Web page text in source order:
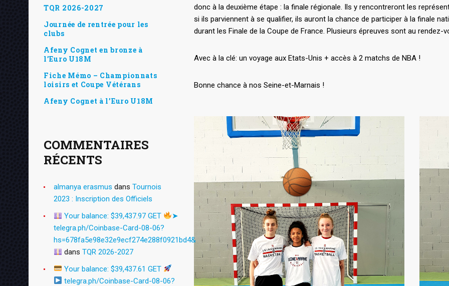
donc à la deuxième étape : la finale régionale. Ils y rencontreront les
si ils parviennent à se qualifier, ils auront la chance de participer à la finale
durant les Finale de la Coupe de France. Plusieurs épreuves sont au
Avec à la clé: un voyage aux Etats-Unis + accès à 2 matchs de NBA !
Bonne chance à nos Seine-et-Marnais !
TQR 2026-2027
Journée de rentrée pour les
clubs
Afeny Cognet en bronze à
l’Euro U18M
Fiche Mémo – Championnats
loisirs et Coupe Vétérans
Afeny Cognet à l’Euro U18M
COMMENTAIRES
RÉCENTS
almanya erasmus dans Tournois
2023 : Inscription des Officiels
Your balance: $39,437.97 GET
➤
telegra.ph/Coinbase-Card-08-06?
hs=678fa5e98e32e9ecf274e288f0921bd4&
dansTQR 2026-2027
Your balance: $39,437.61 GET
telegra.ph/Coinbase-Card-08-06?